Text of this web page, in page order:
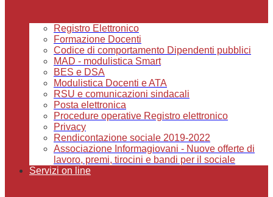
Registro Elettronico
Formazione Docenti
Codice di comportamento Dipendenti pubblici
MAD - modulistica Smart
BES e DSA
Modulistica Docenti e ATA
RSU e comunicazioni sindacali
Posta elettronica
Procedure operative Registro elettronico
Privacy
Rendicontazione sociale 2019-2022
Associazione Informagiovani - Nuove offerte di
lavoro, premi, tirocini e bandi per il sociale
Servizi on line